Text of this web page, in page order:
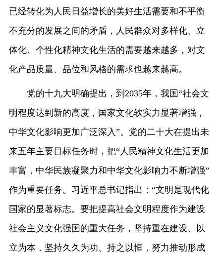
已经转化为人民日益增长的美好生活需要和不平衡
不充分的发展之间的矛盾，人民群众对多样化、立
体化、个性化精神文化生活的需要越来越多，对文
化产品质量、品位和风格的需求也越来越高。
党的十九大明确提出，到2035年，我国“社会文
明程度达到新的高度，国家文化软实力显著增强，
中华文化影响更加广泛深入”。党的二十大在提出未
来五年主要目标任务时，把“人民精神文化生活更加
丰富，中华民族凝聚力和中华文化影响力不断增强”
作为重要任务。习近平总书记指出：“文明是现代化
国家的显著标志。要把提高社会文明程度作为建设
社会主义文化强国的重大任务，坚持重在建设、以
立为本，坚持久久为功、持之以恒，努力推动形成